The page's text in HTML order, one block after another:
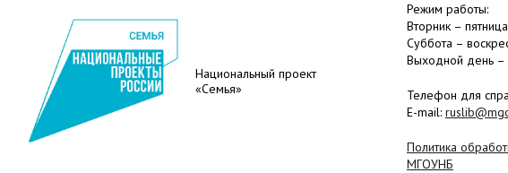
Национальный проект
«Семья»
Режим работы:
Вторник – пятница
Суббота – в
Выходной день –
Телефон для
E-mail:
Политика
МГОУНБ